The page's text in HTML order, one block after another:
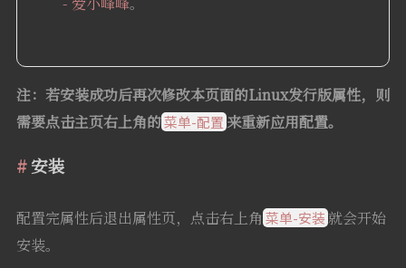
注：若安装成功后再次修改本页面的Linux发行版属性，则
需要点击主页右上角的菜单-配置来重新应用配置。
安装
配置完属性后退出属性页，点击右上角 菜单-安装就会开始
安装。